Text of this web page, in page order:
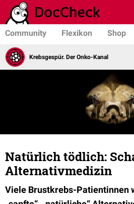
Community Flexikon Shop
Krebsgespür. Der Onko-Kanal
Natürlich tödlich:
Alternativmedizin
Viele Brustkrebs-Patientinnen